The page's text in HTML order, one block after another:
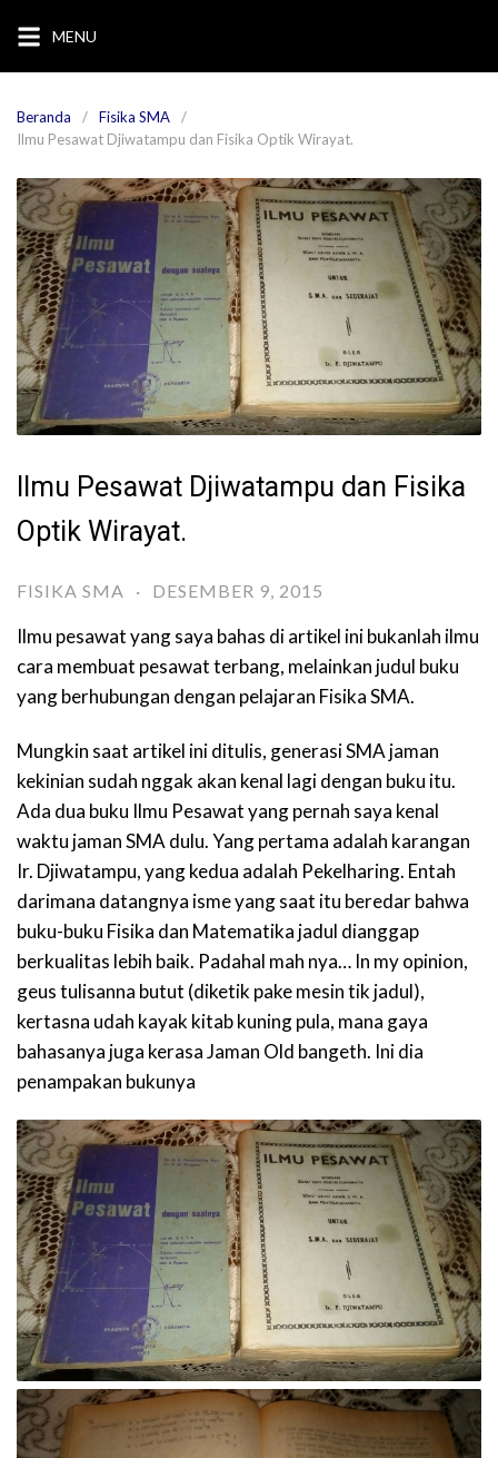
konten
MENU
Beranda
Fisika SMA
Ilmu Pesawat Djiwatampu dan Fisika Optik Wirayat.
Ilmu Pesawat Djiwatampu dan Fisika
Optik Wirayat.
FISIKA SMA · DESEMBER 9, 2015
Ilmu pesawat yang saya bahas di artikel ini bukanlah ilmu
cara membuat pesawat terbang, melainkan judul buku
yang berhubungan dengan pelajaran Fisika SMA.
Mungkin saat artikel ini ditulis, generasi SMA jaman
kekinian sudah nggak akan kenal lagi dengan buku itu.
Ada dua buku Ilmu Pesawat yang pernah saya kenal
waktu jaman SMA dulu. Yang pertama adalah karangan
Ir. Djiwatampu, yang kedua adalah Pekelharing. Entah
darimana datangnya isme yang saat itu beredar bahwa
buku-buku Fisika dan Matematika jadul dianggap
berkualitas lebih baik. Padahal mah nya… In my opinion,
geus tulisanna butut (diketik pake mesin tik jadul),
kertasna udah kayak kitab kuning pula, mana gaya
bahasanya juga kerasa Jaman Old bangeth. Ini dia
penampakan bukunya